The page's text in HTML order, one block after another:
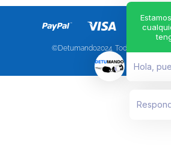
©Detumando2024. Todos los
Hola,